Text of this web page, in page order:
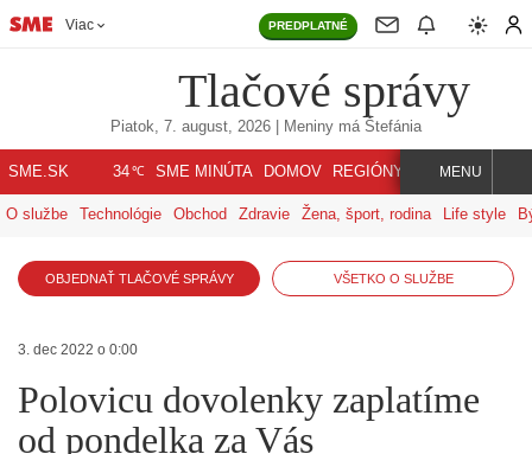
Viac PREDPLATNÉ
Tlačové správy
Piatok, 7. august, 2026 | Meniny má Štefánia
SME.SK 34℃ SME MINÚTA DOMOV REGIÓNY INDEX SVET
MENU
O službe Technológie Obchod Zdravie Žena, šport, rodina Life style
OBJEDNAŤ TLAČOVÉ SPRÁVY VŠETKO O SLUŽBE
3. dec 2022 o 0:00
Polovicu dovolenky zaplatíme
od pondelka za Vás